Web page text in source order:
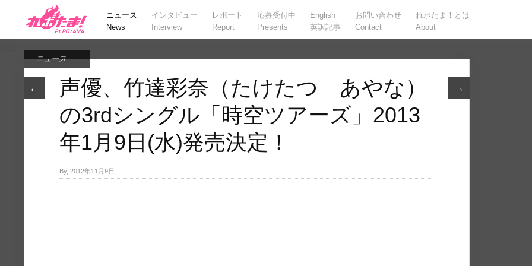
ニュース
News
インタビュー
Interview
レポート
Report
応募受付中
Presents
English
英訳記事
お問い合わせ
Contact
れポたま！とは
About
← →
ニュース
声優、竹達彩奈（たけたつ あやな）
の3rdシングル「時空ツアーズ」2013
年1月9日(水)発売決定！
By, 2012年11月9日